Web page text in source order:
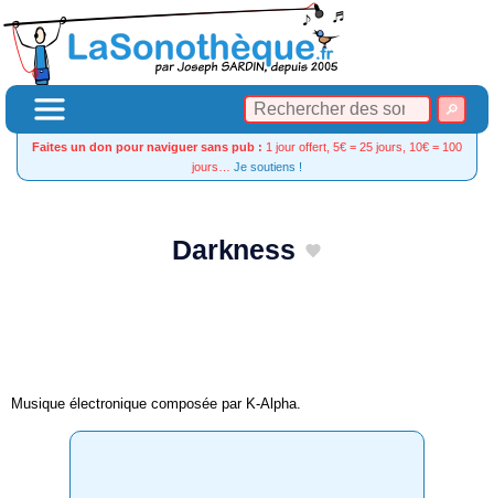
Faites un don pour naviguer sans pub : 1 jour offert, 5€ = 25 jours, 10€ = 100
jours… Je soutiens !
Darkness
Musique électronique composée par K-Alpha.